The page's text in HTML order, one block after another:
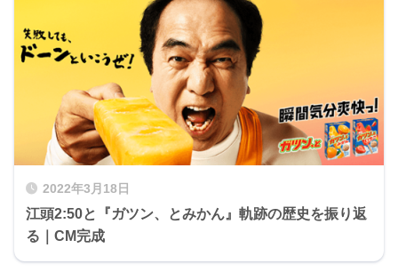
2022年3月18日
江頭2:50と『ガツン、とみかん』軌跡の歴史を振り返
る｜CM完成